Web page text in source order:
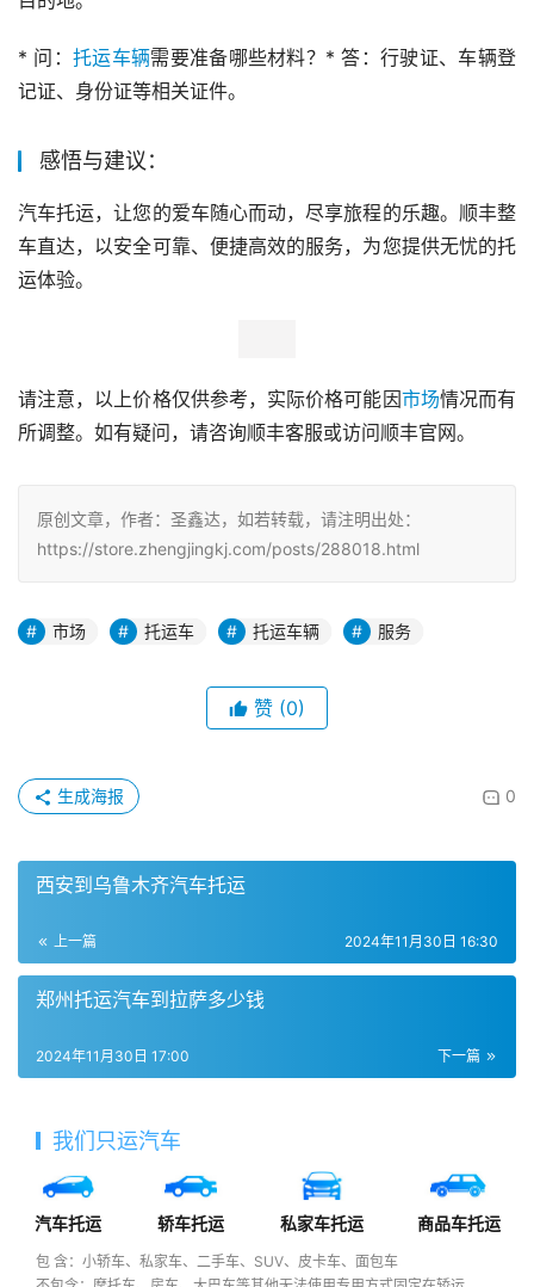
* 问： 托运车辆需要准备哪些材料？* 答：行驶证、车辆登
记证、身份证等相关证件。
感悟与建议：
汽车托运，让您的爱车随心而动，尽享旅程的乐趣。顺丰整
车直达，以安全可靠、便捷高效的服务，为您提供无忧的托
运体验。
请注意，以上价格仅供参考，实际价格可能因市场情况而有
所调整。如有疑问，请咨询顺丰客服或访问顺丰官网。
原创文章，作者：圣鑫达，如若转载，请注明出处：
https://store.zhengjingkj.com/posts/288018.html
市场 托运车 托运车辆 服务
赞 (0)
0
生成海报
西安到乌鲁木齐汽车托运
上一篇 2024年11月30日 16:30
郑州托运汽车到拉萨多少钱
下一篇
2024年11月30日 17:00
我们只运汽车
汽车托运 轿车托运 私家车托运 商品车托运
包 含：小轿车、私家车、二手车、SUV、皮卡车、面包车